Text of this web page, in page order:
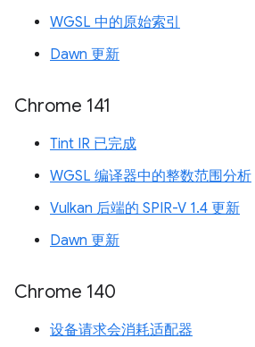
WGSL 中的原始索引
Dawn 更新
Chrome 141
Tint IR 已完成
WGSL 编译器中的整数范围分析
Vulkan 后端的 SPIR-V 1.4 更新
Dawn 更新
Chrome 140
设备请求会消耗适配器